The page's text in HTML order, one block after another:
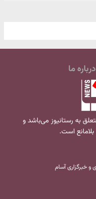
درباره ما
به رستانیوز می‌باشد و
بلامانع است.
خبرگزاری آسام